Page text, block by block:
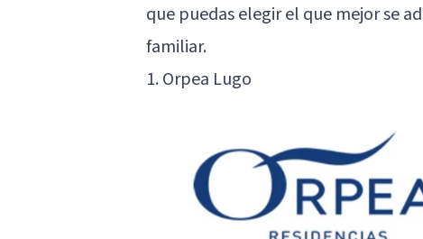
que puedas elegir el que mejor se
familiar.
1. Orpea Lugo